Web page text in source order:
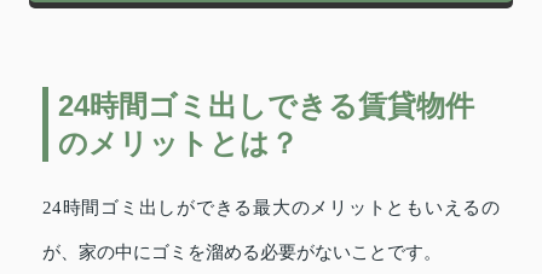
24時間ゴミ出しできる賃貸物件
のメリットとは？
24時間ゴミ出しができる最大のメリットともいえるの
が、家の中にゴミを溜める必要がないことです。